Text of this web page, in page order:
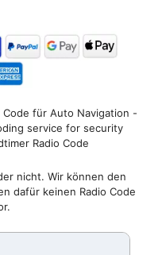
Code für Auto Navigation -
service for security
Radio Code
nicht. Wir können den
dafür keinen Radio Code